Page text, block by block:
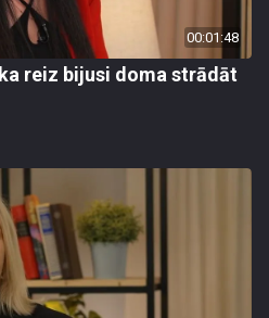
00:01:48
reiz bijusi doma strādāt